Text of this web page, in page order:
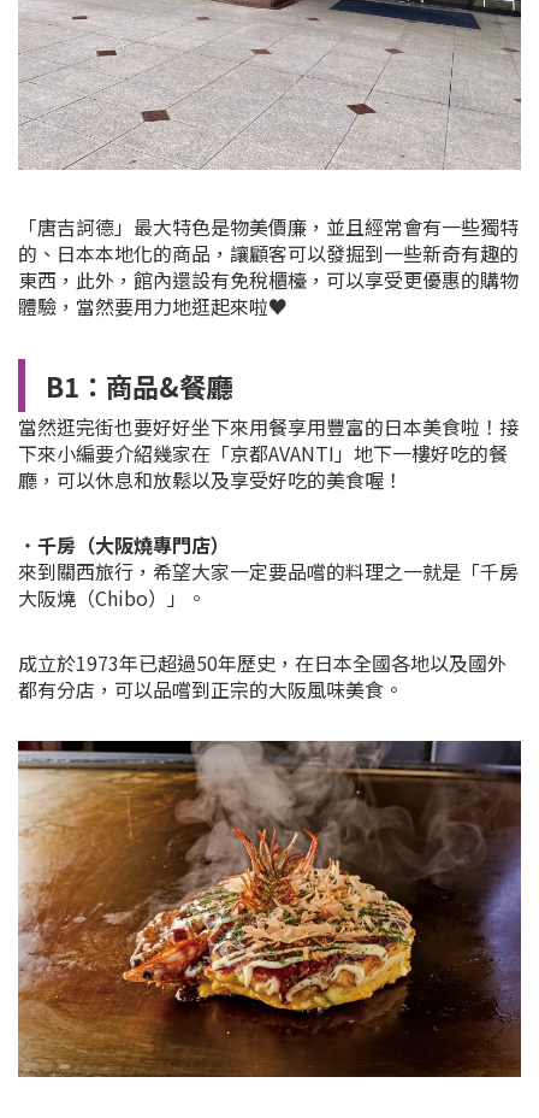
「唐吉訶德」最大特色是物美價廉，並且經常會有一些獨特
的、日本本地化的商品，讓顧客可以發掘到一些新奇有趣的
東西，此外，館內還設有免稅櫃檯，可以享受更優惠的購物
體驗， 當然要用力地逛起來啦♥
B1：商品&餐廳
當然逛完街也要好好坐下來用餐享用豐富的日本美食啦！接
下來小編要介紹幾家在「京都AVANTI」地下一樓好吃的餐
廳，可以休息和放鬆以及享受好吃的美食喔！
・ 千房（大阪燒專門店）
來到關西旅行，希望大家一定要品嚐的料理之一就是「千房
大阪燒（Chibo）」。
成立於1973年已超過50年歷史，在日本全國各地以及國外
都有分店，可以品嚐到正宗的大阪風味美食。